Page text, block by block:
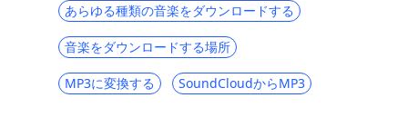
あらゆる種類の音楽をダウンロードする
音楽をダウンロードする場所
MP3に変換する SoundCloudからMP3